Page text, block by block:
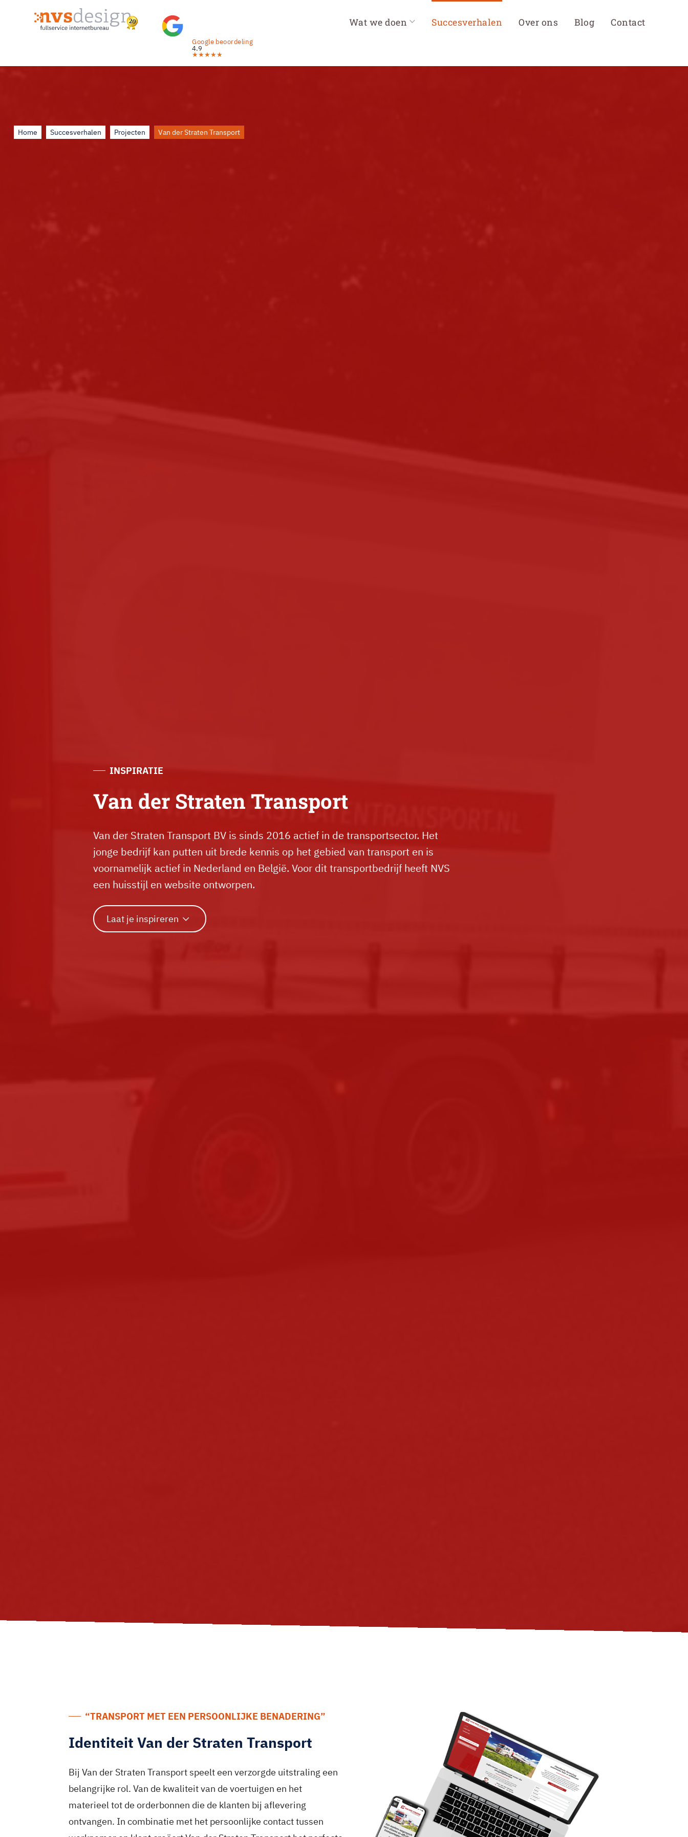
Google beoordeling
4.9
★★★★★
Wat we doen Succesverhalen Over ons Blog Contact
Home Succesverhalen Projecten Van der Straten Transport
INSPIRATIE
Van der Straten Transport
Van der Straten Transport BV is sinds 2016 actief in de transportsector. Het
jonge bedrijf kan putten uit brede kennis op het gebied van transport en is
voornamelijk actief in Nederland en België. Voor dit transportbedrijf heeft NVS
een huisstijl en website ontworpen.
Laat je inspireren
“TRANSPORT MET EEN PERSOONLIJKE BENADERING”
Identiteit Van der Straten Transport
Bij Van der Straten Transport speelt een verzorgde uitstraling een
belangrijke rol. Van de kwaliteit van de voertuigen en het
materieel tot de orderbonnen die de klanten bij aflevering
ontvangen. In combinatie met het persoonlijke contact tussen